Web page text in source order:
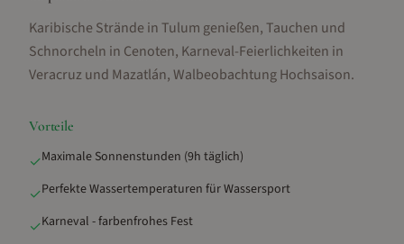
Karibische Strände in Tulum genießen, Tauchen und
Schnorcheln in Cenoten, Karneval-Feierlichkeiten in
Veracruz und Mazatlán, Walbeobachtung Hochsaison.
Vorteile
✓Maximale Sonnenstunden (9h täglich)
✓Perfekte Wassertemperaturen für Wassersport
✓Karneval - farbenfrohes Fest